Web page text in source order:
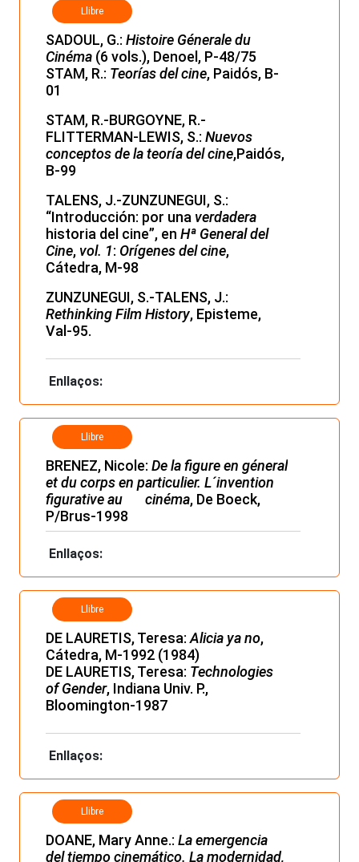
Llibre
SADOUL, G.: Histoire Génerale du
Cinéma (6 vols.), Denoel, P-48/75
STAM, R.: Teorías del cine, Paidós, B-
01
STAM­, R.-BURGOYNE, R.-
FLITTERMAN-LEWIS, S.: Nuevos
conceptos de la teoría del cine,Paidós,
B-99
TALENS, J.-ZUNZUNEGUI, S.:
“Introducción: por una verdadera
historia del cine”, en Hª General del
Cine, vol. 1: Orígenes del cine,
Cátedra, M-98
ZUNZUNEGUI, S.-TALENS, J.:
Rethinking Film History, Episteme,
Val-95.
Enllaços:
Llibre
BRENEZ, Nicole: De la figure en géneral
et du corps en particulier. L´invention
figurative au cinéma, De Boeck,
P/Brus-1998
Enllaços:
Llibre
DE LAURETIS, Teresa: Alicia ya no,
Cátedra, M-1992 (1984)
DE LAURETIS, Teresa: Technologies
of Gender, Indiana Univ. P.,
Bloomington-1987
Enllaços:
Llibre
DOANE, Mary Anne.: La emergencia
del tiempo cinemático. La modernidad,